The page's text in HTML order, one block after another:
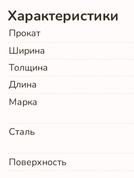
Характеристики
Прокат
Ширина
Толщина
Длина
Марка
Сталь
Поверхность